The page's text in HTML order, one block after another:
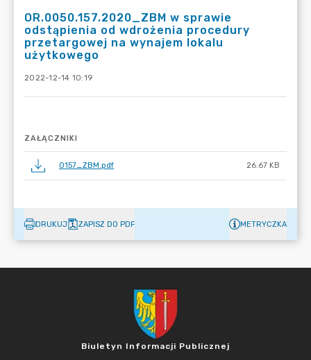
OR.0050.157.2020_ZBM w sprawie
odstąpienia od wdrożenia procedury
przetargowej na wynajem lokalu
użytkowego
2022-12-14 10:19
ZAŁĄCZNIKI
0157_ZBM.pdf 26.67 KB
DRUKUJ ZAPISZ DO PDF METRYCZKA
Biuletyn Informacji Publicznej